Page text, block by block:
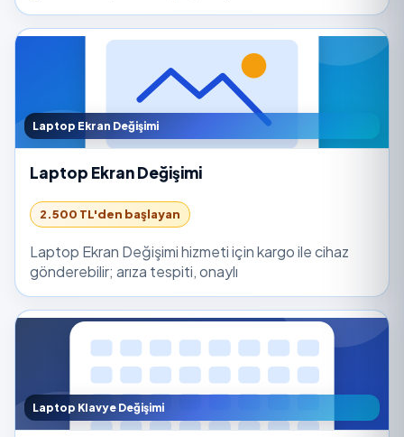
Laptop Ekran Değişimi
Laptop Ekran Değişimi
2.500 TL'den başlayan
Laptop Ekran Değişimi hizmeti için kargo ile cihaz
gönderebilir; arıza tespiti, onaylı
Laptop Klavye Değişimi